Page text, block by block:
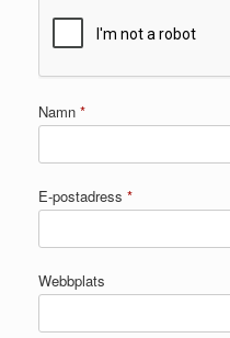
Namn *
E-postadress *
Webbplats